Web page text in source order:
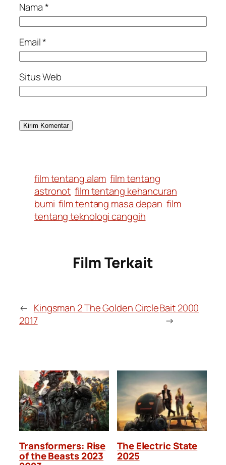
Nama*
Email*
Situs Web
film tentang alam film tentang
astronot film tentang kehancuran
bumi film tentang masa depan film
tentang teknologi canggih
Film Terkait
← Kingsman 2 The Golden Circle
2017
Bait 2000
→
Transformers: Rise
of the Beasts 2023
The Electric State
2025